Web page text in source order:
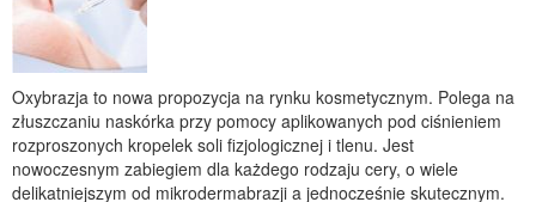
Oxybrazja to nowa propozycja na rynku kosmetycznym. Polega na
złuszczaniu naskórka przy pomocy aplikowanych pod ciśnieniem
rozproszonych kropelek soli fizjologicznej i tlenu. Jest
nowoczesnym zabiegiem dla każdego rodzaju cery, o wiele
delikatniejszym od mikrodermabrazji a jednocześnie skutecznym.